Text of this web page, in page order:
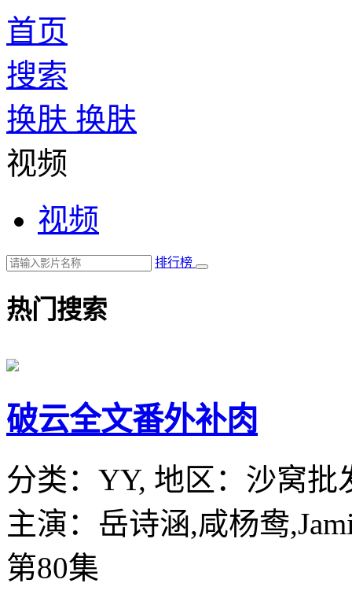
首页
搜索
换肤 换肤
视频
视频
排行榜
热门搜索
破云全文番外补肉
分类： YY, 地区： 沙窝批
主演： 岳诗涵,咸杨鸯
第80集